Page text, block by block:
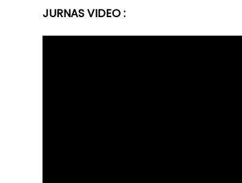
JURNAS VIDEO :